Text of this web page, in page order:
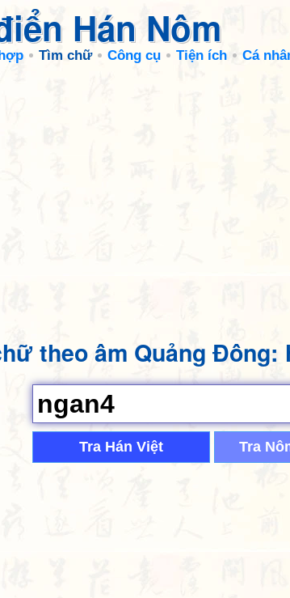
Hán Nôm
Tìm chữ Công cụ Tiện ích Cá
theo âm Quảng Đông:
Tra Hán Việt Tra